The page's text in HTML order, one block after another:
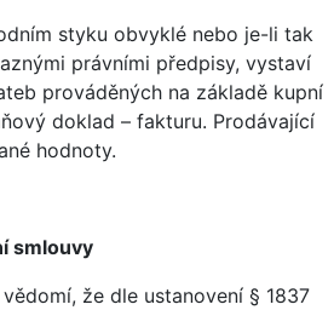
styku obvyklé nebo je-li tak
právními předpisy, vystaví
prováděných na základě kupní
doklad – fakturu. Prodávající
hodnoty.
smlouvy
že dle ustanovení § 1837